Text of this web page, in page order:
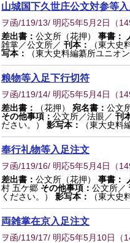
山城国下久世庄公文対参等
ヲ函/119/13/ 明応5年5月2日 （
差出書： 公文所（花押） 事書：
雑掌／公文所／ 刊本： （東大史
写本：
（東大史料編纂所ユニオ
粮物等入足下行切符
ヲ函/119/14/ 明応5年5月4日 （
差出書：
（花押） 宛名書： 公文
その他事項： 公文所／法眼／ 刊
ださい。）
影写本： （東大史料
奉行礼物等入足注文
ヲ函/119/16/ 明応5年5月4日 （
差出書： 公文所（花押） 事書：
村 五ケ郷 その他事項： 公文所／
ください。）
影写本： （東大史
両雑掌在京入足注文
ヲ函/119/17/ 明応5年5月10日 （